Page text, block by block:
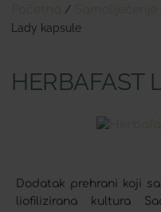
/
Lady kapsule
HERBAFAST
Dodatak prehrani koji
liofilizirana kultura